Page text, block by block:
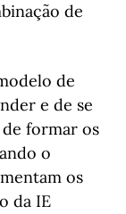
de
de
e de se
formar os
o
os
da IE